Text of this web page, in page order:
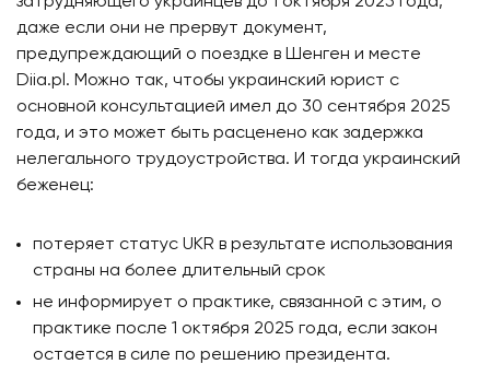
даже если они не прервут документ,
предупреждающий о поездке в Шенген и месте
Diia.pl. Можно так, чтобы украинский юрист с
основной консультацией имел до 30 сентября 2025
года, и это может быть расценено как задержка
нелегального трудоустройства. И тогда украинский
беженец:
потеряет статус UKR в результате использования
страны на более длительный срок
не информирует о практике, связанной с этим, о
практике после 1 октября 2025 года, если закон
остается в силе по решению президента.